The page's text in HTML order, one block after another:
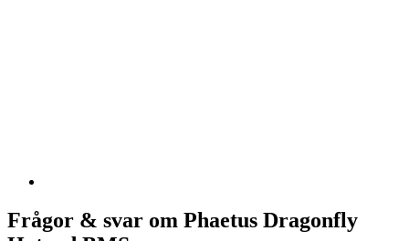
Frågor & svar om Phaetus Dragonfly